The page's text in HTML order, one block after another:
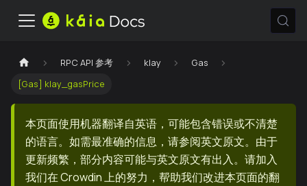
RPC API 参考 klay
Gas
[Gas] klay_gasPrice
本页面使用机器翻译自英语，可能包含错误或不清楚
的语言。如需最准确的信息，请参阅英文原文。由于
更新频繁，部分内容可能与英文原文有出入。请加入
我们在 Crowdin 上的努力，帮助我们改进本页面的翻